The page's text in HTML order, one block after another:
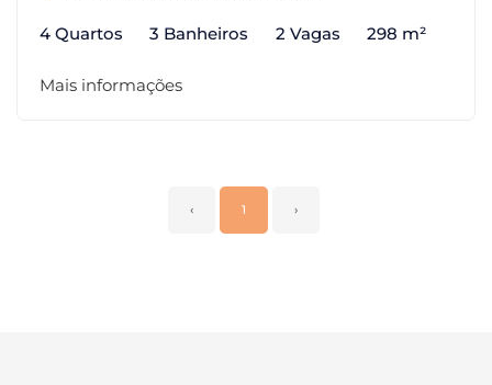
4 Quartos 3 Banheiros 2 Vagas 298 m²
Mais informações
‹ 1 ›